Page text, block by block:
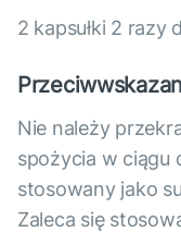
2 kapsułki 2 razy
Nie należy
spożycia w ciągu
stosowany jako
Zaleca się